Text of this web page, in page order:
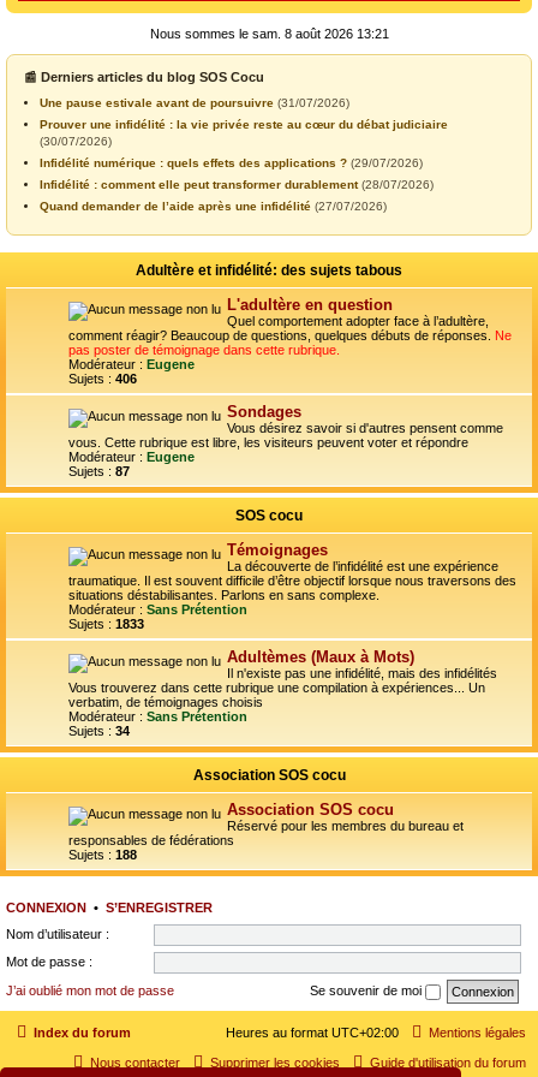
Nous sommes le sam. 8 août 2026 13:21
📰 Derniers articles du blog SOS Cocu
Une pause estivale avant de poursuivre (31/07/2026)
Prouver une infidélité : la vie privée reste au cœur du débat judiciaire
(30/07/2026)
Infidélité numérique : quels effets des applications ? (29/07/2026)
Infidélité : comment elle peut transformer durablement (28/07/2026)
Quand demander de l’aide après une infidélité (27/07/2026)
Adultère et infidélité: des sujets tabous
L'adultère en question
Quel comportement adopter face à l’adultère,
comment réagir? Beaucoup de questions, quelques débuts de réponses. Ne
pas poster de témoignage dans cette rubrique.
Modérateur : Eugene
Sujets : 406
Sondages
Vous désirez savoir si d'autres pensent comme
vous. Cette rubrique est libre, les visiteurs peuvent voter et répondre
Modérateur : Eugene
Sujets : 87
SOS cocu
Témoignages
La découverte de l’infidélité est une expérience
traumatique. Il est souvent difficile d’être objectif lorsque nous traversons des
situations déstabilisantes. Parlons en sans complexe.
Modérateur : Sans Prétention
Sujets : 1833
Adultèmes (Maux à Mots)
Il n'existe pas une infidélité, mais des infidélités
Vous trouverez dans cette rubrique une compilation à expériences... Un
verbatim, de témoignages choisis
Modérateur : Sans Prétention
Sujets : 34
Association SOS cocu
Association SOS cocu
Réservé pour les membres du bureau et
responsables de fédérations
Sujets : 188
CONNEXION • S’ENREGISTRER
Nom d’utilisateur :
Mot de passe :
J’ai oublié mon mot de passe
Se souvenir de moi
Index du forum Mentions légales
Heures au format UTC+02:00
Guide d'utilisation du forum
Supprimer les cookies
Nous contacter